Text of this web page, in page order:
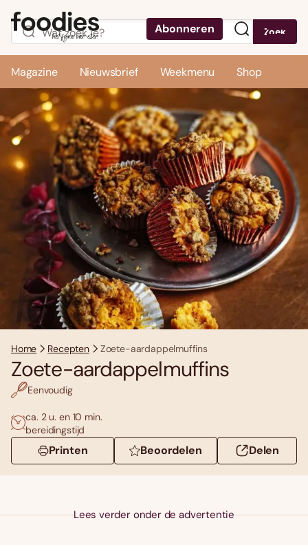
Abonneren Zoek
Magazine Nieuwsbrief Weekmenu Shop
Home Recepten Zoete-aardappelmuffins
Zoete-aardappelmuffins
Eenvoudig
ca. 2 u. en 10 min.
bereidingstijd
Printen Beoordelen Delen
Lees verder onder de advertentie